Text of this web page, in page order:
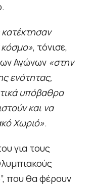
κόσμο», τόνισε,
Αγώνων «στην
ενότητας,
υπόβαθρα
και να
Χωριό».
για τους
που θα φέρουν